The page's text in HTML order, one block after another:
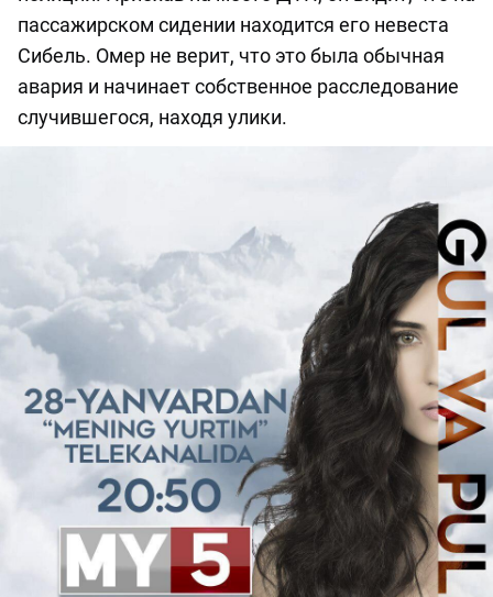
пассажирском сидении находится его невеста
Сибель. Омер не верит, что это была обычная
авария и начинает собственное расследование
случившегося, находя улики.